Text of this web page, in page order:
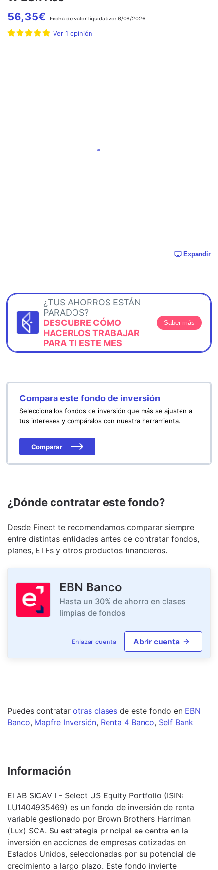
56,35€ Fecha de valor liquidativo: 6/08/2026
Ver 1 opinión
Expandir
¿TUS AHORROS ESTÁN
PARADOS?
DESCUBRE CÓMO
HACERLOS TRABAJAR
PARA TI ESTE MES
Saber más
Compara este fondo de inversión
Selecciona los fondos de inversión que más se ajusten a
tus intereses y compáralos con nuestra herramienta.
Comparar
¿Dónde contratar este fondo?
Desde Finect te recomendamos comparar siempre
entre distintas entidades antes de contratar fondos,
planes, ETFs y otros productos financieros.
EBN Banco
Hasta un 30% de ahorro en clases
limpias de fondos
Enlazar cuenta Abrir cuenta
Puedes contratar otras clases de este fondo en EBN
Banco, Mapfre Inversión, Renta 4 Banco, Self Bank
Información
El AB SICAV I - Select US Equity Portfolio (ISIN:
LU1404935469) es un fondo de inversión de renta
variable gestionado por Brown Brothers Harriman
(Lux) SCA. Su estrategia principal se centra en la
inversión en acciones de empresas cotizadas en
Estados Unidos, seleccionadas por su potencial de
crecimiento a largo plazo. Este fondo invierte